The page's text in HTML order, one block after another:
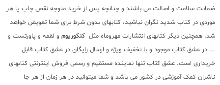
ضمانت سلامت و اصالت می باشند و چنانچه پس از خرید متوجه نقص چاپ یا هر
موردی در کتاب شدید نگران نباشید، کتابهای بدون شرط برای شما تعویض خواهد
شد. همچنین دیگر کتابهای انتشارات مهروماه مثل کنکوریوم و لقمه و پاورتست و
... در عشق کتاب موجود و با تخفیف ویژه و ارسال رایگان در عشق کتاب قابل
خریداری است. عشق کتاب تنها نماینده مستقیم و رسمی فروش اینترنتی کتابهای
ناشران کمک آموزشی در کشور می باشد و شما میتوانید در هر زمان از هر جا